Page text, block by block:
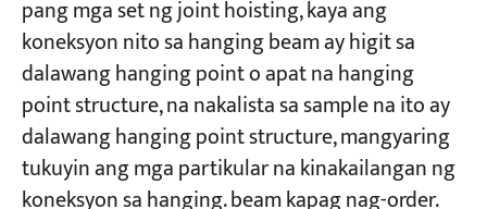
pang mga set ng joint hoisting, kaya ang
koneksyon nito sa hanging beam ay higit sa
dalawang hanging point o apat na hanging
point structure, na nakalista sa sample na ito ay
dalawang hanging point structure, mangyaring
tukuyin ang mga partikular na kinakailangan ng
koneksyon sa hanging. beam kapag nag-order.